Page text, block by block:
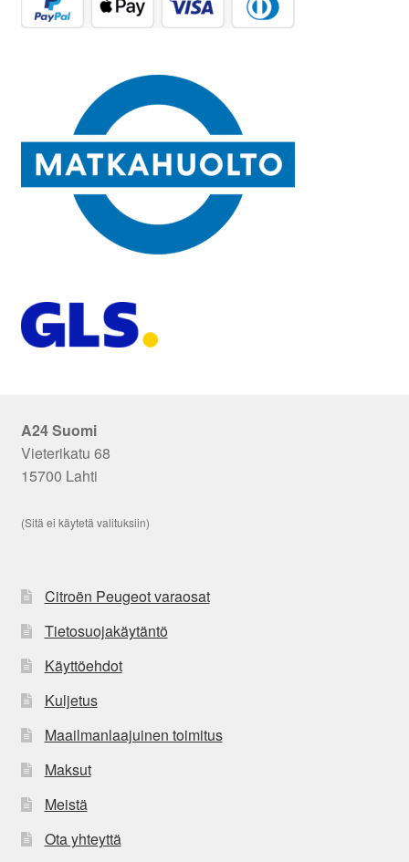
A24 Suomi
Vieterikatu 68
15700 Lahti
(Sitä ei käytetä valituksiin)
Citroën Peugeot varaosat
Tietosuojakäytäntö
Käyttöehdot
Kuljetus
Maailmanlaajuinen toimitus
Maksut
Meistä
Ota yhteyttä